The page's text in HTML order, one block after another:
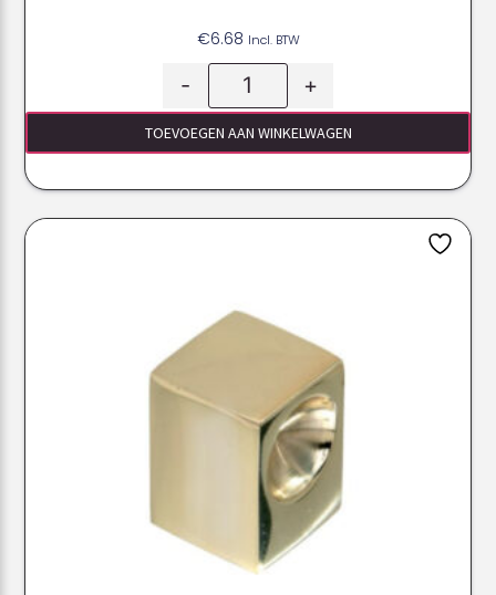
€6.68 Incl. BTW
- +
TOEVOEGEN AAN WINKELWAGEN